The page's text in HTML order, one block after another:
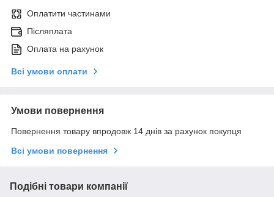
Оплатити частинами
Післяплата
Оплата на рахунок
Всі умови оплати
Умови повернення
Повернення товару впродовж 14 днів за рахунок покупця
Всі умови повернення
Подібні товари компанії